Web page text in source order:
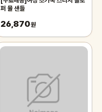
퍼 뮬 샌들
26,870원